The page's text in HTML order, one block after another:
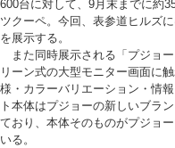
600台に対して、9月末までに約
ツクーペ。今回、表参道ヒルズ
を展示する。
また同時展示される「プジョ
リーン式の大型モニター画面に
様・カラーバリエーション・情
ト本体はプジョーの新しいブラ
ており、本体そのものがプジョ
いる。